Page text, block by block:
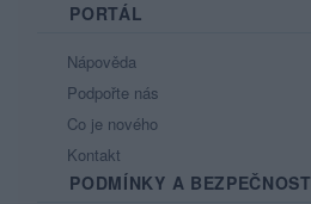
PORTÁL
Nápověda
Podpořte nás
Co je nového
Kontakt
PODMÍNKY A BEZPEČNOST